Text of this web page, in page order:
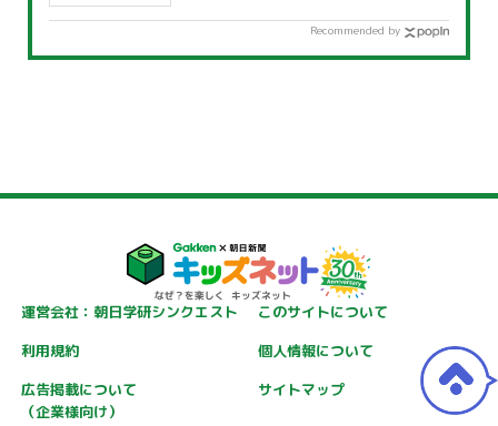
Recommended by
運営会社：朝日学研シンクエスト
このサイトについて
利用規約
個人情報について
広告掲載について
（企業様向け）
サイトマップ